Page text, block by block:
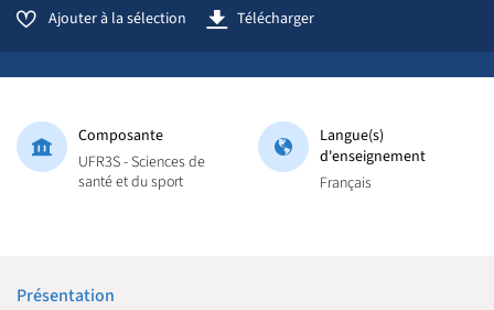
Ajouter à la sélection Télécharger
Composante
UFR3S - Sciences de
santé et du sport
Langue(s)
d'enseignement
Français
Présentation